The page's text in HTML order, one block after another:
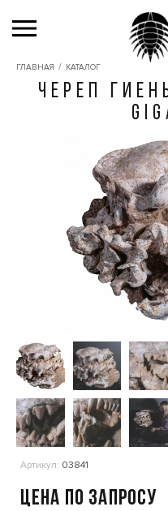
ГЛАВНАЯ / КАТАЛОГ
ЧЕРЕП ГИЕНЫ
Артикул: 03841
Цена по запросу